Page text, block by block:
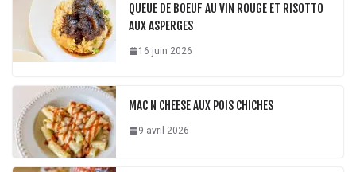
QUEUE DE BOEUF AU VIN ROUGE ET RISOTTO
AUX ASPERGES
16 juin 2026
MAC N CHEESE AUX POIS CHICHES
9 avril 2026